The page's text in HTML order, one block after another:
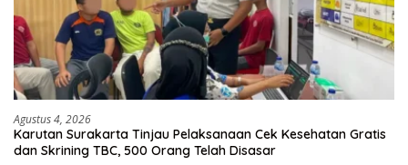
Agustus 4, 2026
Karutan Surakarta Tinjau Pelaksanaan Cek Kesehatan Gratis
dan Skrining TBC, 500 Orang Telah Disasar